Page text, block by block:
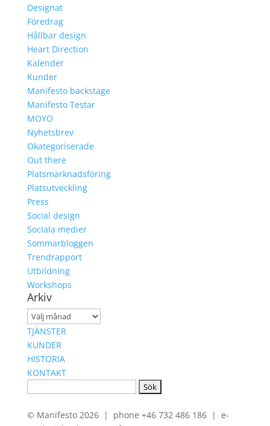
Designat
Föredrag
Hållbar design
Heart Direction
Kalender
Kunder
Manifesto backstage
Manifesto Testar
MOYO
Nyhetsbrev
Okategoriserade
Out there
Platsmarknadsföring
Platsutveckling
Press
Social design
Sociala medier
Sommarbloggen
Trendrapport
Utbildning
Workshops
Arkiv
Arkiv
TJÄNSTER
KUNDER
HISTORIA
KONTAKT
© Manifesto 2026 | phone +46 732 486 186 | e-